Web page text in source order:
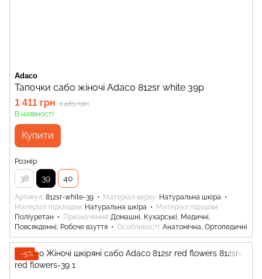
Adaco
Тапочки сабо жіночі Adaco 812sr white 39р
1 411 грн 1 485 грн
В наявності
Купити
Розмір
38 39 40
Артикул 812sr-white-39 Матеріал верху Натуральна шкіра
Матеріал підкладки Натуральна шкіра
Матеріал підошви
Поліуретан
Призначення Домашні, Кухарські, Медичні,
Повсякденні, Робоче взуття
Особливості Анатомічна, Ортопедичні
−5%